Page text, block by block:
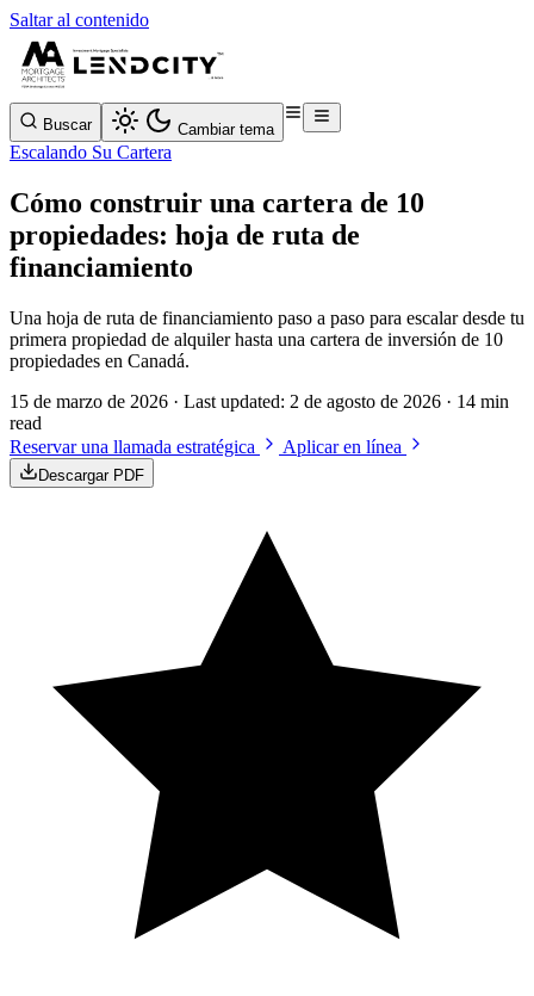
Saltar al contenido
Buscar Cambiar tema
Escalando Su Cartera
Cómo construir una cartera de 10
propiedades: hoja de ruta de
financiamiento
Una hoja de ruta de financiamiento paso a paso para escalar desde tu
primera propiedad de alquiler hasta una cartera de inversión de 10
propiedades en Canadá.
15 de marzo de 2026 · Last updated: 2 de agosto de 2026 · 14 min
read
Reservar una llamada estratégica
Aplicar en línea
Descargar PDF